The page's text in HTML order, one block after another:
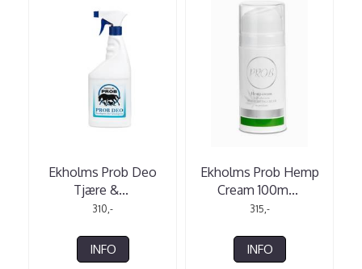
Ekholms Prob Deo
Tjære &...
310,-
INFO
Ekholms Prob Hemp
Cream 100m...
315,-
INFO